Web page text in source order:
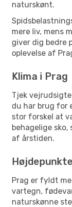
naturskønt.
mere liv, mens
giver dig bedre
oplevelse af
Klima i Prag
Tjek
du har brug for
stor forskel at
behagelige
af årstiden.
Prag er fyldt
vartegn,
naturskønne